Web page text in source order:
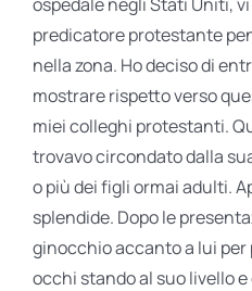
predicatore protestante
nella zona. Ho deciso di
mostrare rispetto verso
miei colleghi protestanti.
trovavo circondato dalla
o più dei figli ormai adulti.
splendide. Dopo le
ginocchio accanto a lui
occhi stando al suo livello